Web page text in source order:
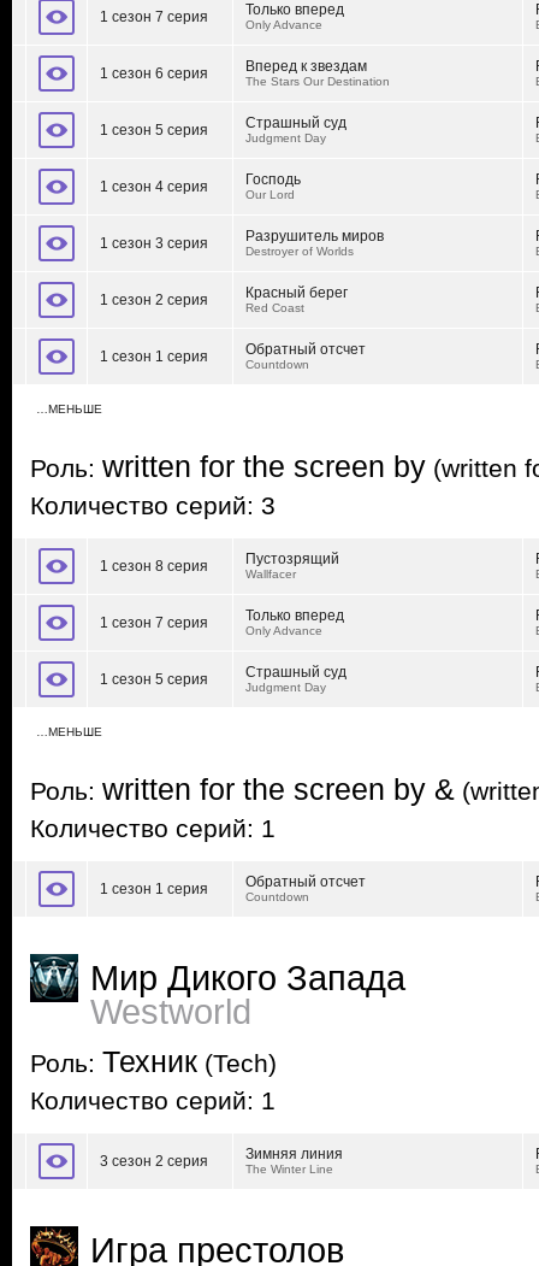
1 сезон 7 серия Только вперед
Only Advance
1 сезон 6 серия Вперед к звездам
The Stars Our Destination
1 сезон 5 серия Страшный суд
Judgment Day
1 сезон 4 серия Господь
Our Lord
1 сезон 3 серия Разрушитель миров
Destroyer of Worlds
1 сезон 2 серия Красный берег
Red Coast
1 сезон 1 серия Обратный отсчет
Countdown
…МЕНЬШЕ
Роль: written for the screen by (written
Количество серий: 3
1 сезон 8 серия Пустозрящий
Wallfacer
1 сезон 7 серия Только вперед
Only Advance
1 сезон 5 серия Страшный суд
Judgment Day
…МЕНЬШЕ
Роль: written for the screen by &
Количество серий: 1
1 сезон 1 серия Обратный отсчет
Countdown
Мир Дикого Запада
Westworld
Роль: Техник (Tech)
Количество серий: 1
3 сезон 2 серия Зимняя линия
The Winter Line
Игра престолов